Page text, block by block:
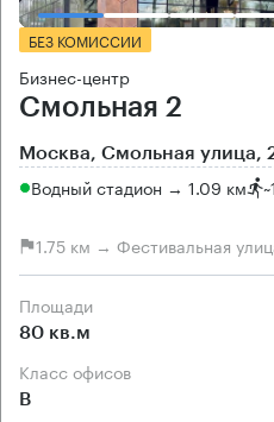
БЕЗ КОМИССИИ
Бизнес-центр
Смольная 2
Москва, Смольная улица,
Водный стадион → 1.09 км ~
1.75 км → Фестивальная
Площади
80 кв.м
Класс офисов
B